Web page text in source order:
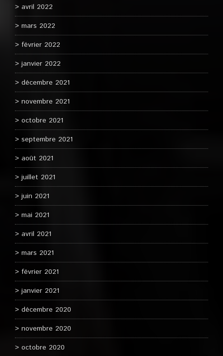
avril 2022
mars 2022
février 2022
janvier 2022
décembre 2021
novembre 2021
octobre 2021
septembre 2021
août 2021
juillet 2021
juin 2021
mai 2021
avril 2021
mars 2021
février 2021
janvier 2021
décembre 2020
novembre 2020
octobre 2020